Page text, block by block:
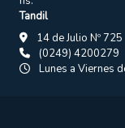
Tandil
14 de Julio Nº 725
(0249) 4200279
Lunes a Viernes